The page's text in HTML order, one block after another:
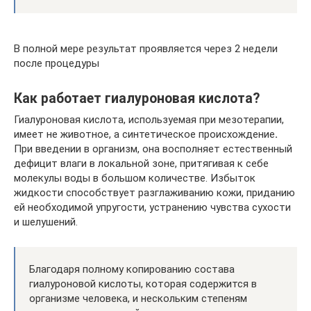
В полной мере результат проявляется через 2 недели
после процедуры
Как работает гиалуроновая кислота?
Гиалуроновая кислота, используемая при мезотерапии,
имеет не животное, а синтетическое происхождение.
При введении в организм, она восполняет естественный
дефицит влаги в локальной зоне, притягивая к себе
молекулы воды в большом количестве. Избыток
жидкости способствует разглаживанию кожи, приданию
ей необходимой упругости, устранению чувства сухости
и шелушений.
Благодаря полному копированию состава
гиалуроновой кислоты, которая содержится в
организме человека, и нескольким степеням